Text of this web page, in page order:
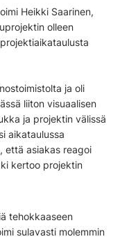
Heikki Saarinen,
olleen
ja oli
liiton visuaalisen
ja projektin välissä
aikataulussa
että asiakas reagoi
kertoo projektin
tehokkaaseen
sulavasti molemmin